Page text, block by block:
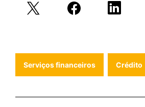
Serviços financeiros Crédito